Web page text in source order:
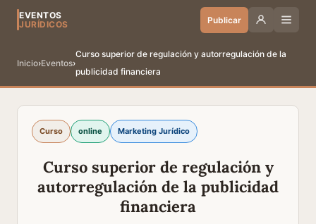
EVENTOS
JURÍDICOS
Publicar
Inicio›Eventos›
Curso superior de regulación y autorregulación de la
publicidad financiera
Curso online Marketing Jurídico
Curso superior de regulación y
autorregulación de la publicidad
financiera